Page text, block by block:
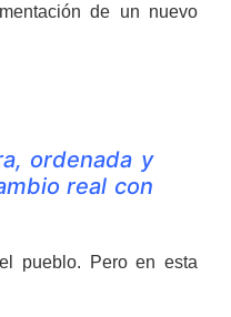
de un nuevo
ordenada y
real con
pueblo. Pero en esta